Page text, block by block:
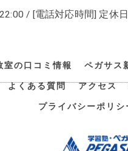
/ [電話対応時間] 定休
室の口コミ情報 ペガサス
よくある質問 アクセス
プライバシーポリシ